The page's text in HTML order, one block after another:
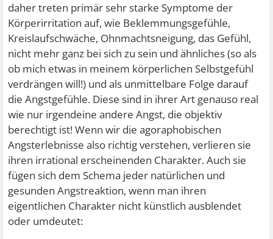
daher treten primär sehr starke Symptome der
Körperirritation auf, wie Beklemmungsgefühle,
Kreislaufschwäche, Ohnmachtsneigung, das Gefühl,
nicht mehr ganz bei sich zu sein und ähnliches (so als
ob mich etwas in meinem körperlichen Selbstgefühl
verdrängen will!) und als unmittelbare Folge darauf
die Angstgefühle. Diese sind in ihrer Art genauso real
wie nur irgendeine andere Angst, die objektiv
berechtigt ist! Wenn wir die agoraphobischen
Angsterlebnisse also richtig verstehen, verlieren sie
ihren irrational erscheinenden Charakter. Auch sie
fügen sich dem Schema jeder natürlichen und
gesunden Angstreaktion, wenn man ihren
eigentlichen Charakter nicht künstlich ausblendet
oder umdeutet: